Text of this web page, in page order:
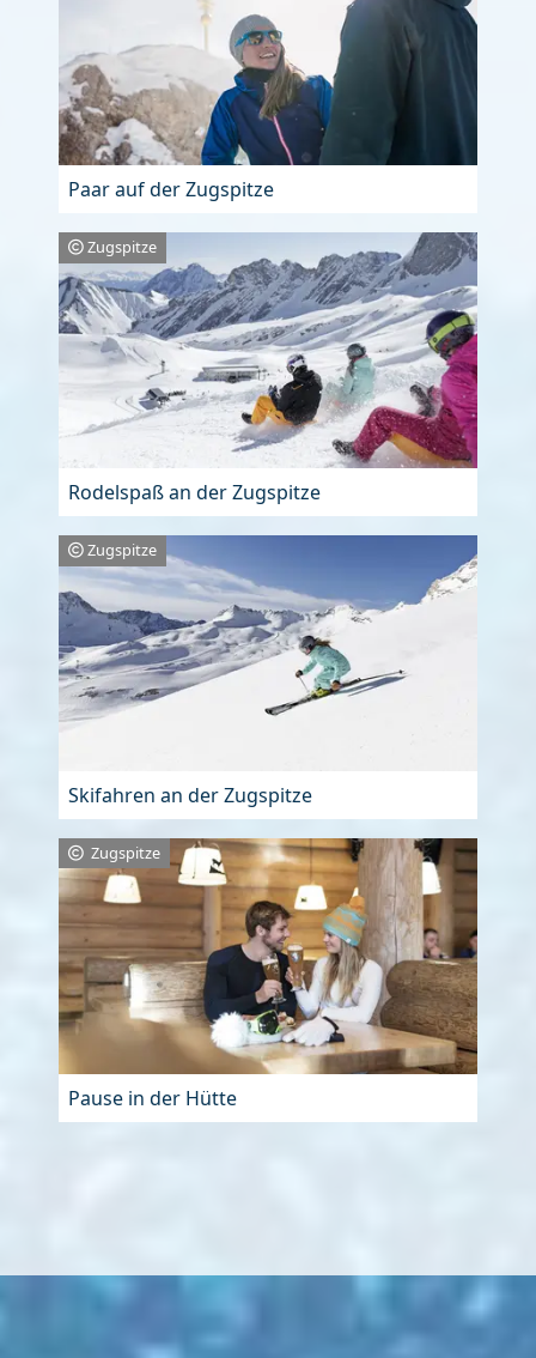
Paar auf der Zugspitze
Zugspitze
Rodelspaß an der Zugspitze
Zugspitze
Skifahren an der Zugspitze
Zugspitze
Pause in der Hütte